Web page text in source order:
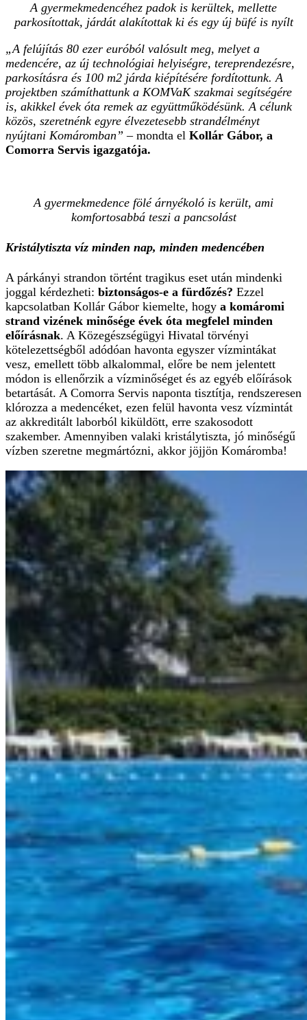
A gyermekmedencéhez padok is kerültek, mellette
parkosítottak, járdát alakítottak ki és egy új büfé is nyílt
„A felújítás 80 ezer euróból valósult meg, melyet a
medencére, az új technológiai helyiségre, tereprendezésre,
parkosításra és 100 m2 járda kiépítésére fordítottunk. A
projektben számíthattunk a KOMVaK szakmai segítségére
is, akikkel évek óta remek az együttműködésünk. A célunk
közös, szeretnénk egyre élvezetesebb strandélményt
nyújtani Komáromban” – mondta el Kollár Gábor, a
Comorra Servis igazgatója.
A gyermekmedence fölé árnyékoló is került, ami
komfortosabbá teszi a pancsolást
Kristálytiszta víz minden nap, minden medencében
A párkányi strandon történt tragikus eset után mindenki
joggal kérdezheti: biztonságos-e a fürdőzés? Ezzel
kapcsolatban Kollár Gábor kiemelte, hogy a komáromi
strand vizének minősége évek óta megfelel minden
előírásnak. A Közegészségügyi Hivatal törvényi
kötelezettségből adódóan havonta egyszer vízmintákat
vesz, emellett több alkalommal, előre be nem jelentett
módon is ellenőrzik a vízminőséget és az egyéb előírások
betartását. A Comorra Servis naponta tisztítja, rendszeresen
klórozza a medencéket, ezen felül havonta vesz vízmintát
az akkreditált laborból kiküldött, erre szakosodott
szakember. Amennyiben valaki kristálytiszta, jó minőségű
vízben szeretne megmártózni, akkor jöjjön Komáromba!